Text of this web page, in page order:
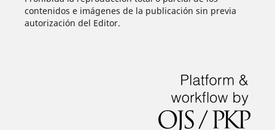
contenidos e imágenes de la publicación sin previa
autorización del Editor.